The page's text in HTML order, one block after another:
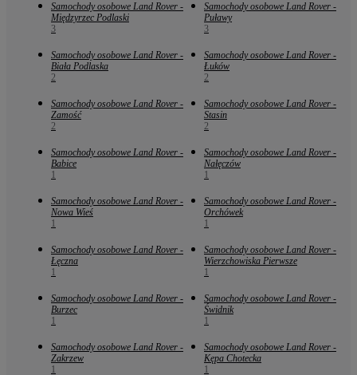
Samochody osobowe Land Rover -
Międzyrzec Podlaski
3
Samochody osobowe Land Rover -
Puławy
3
Samochody osobowe Land Rover -
Biała Podlaska
2
Samochody osobowe Land Rover -
Łuków
2
Samochody osobowe Land Rover -
Zamość
2
Samochody osobowe Land Rover -
Stasin
2
Samochody osobowe Land Rover -
Babice
1
Samochody osobowe Land Rover -
Nałęczów
1
Samochody osobowe Land Rover -
Nowa Wieś
1
Samochody osobowe Land Rover -
Orchówek
1
Samochody osobowe Land Rover -
Łęczna
1
Samochody osobowe Land Rover -
Wierzchowiska Pierwsze
1
Samochody osobowe Land Rover -
Burzec
1
Samochody osobowe Land Rover -
Świdnik
1
Samochody osobowe Land Rover -
Zakrzew
1
Samochody osobowe Land Rover -
Kępa Chotecka
1